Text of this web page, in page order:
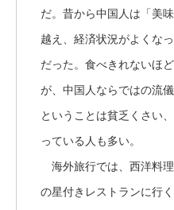
だ。昔から中国人は「美
越え、経済状況がよくな
だった。食べきれないほ
が、中国人ならではの流
ということは貧乏くさい
っている人も多い。
海外旅行では、西洋料
の星付きレストランに行